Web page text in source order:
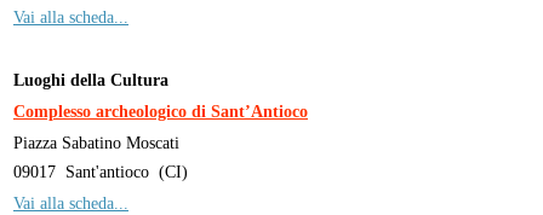
Vai alla scheda...
Luoghi della Cultura
Complesso archeologico di Sant’Antioco
Piazza Sabatino Moscati
09017 Sant'antioco (CI)
Vai alla scheda...